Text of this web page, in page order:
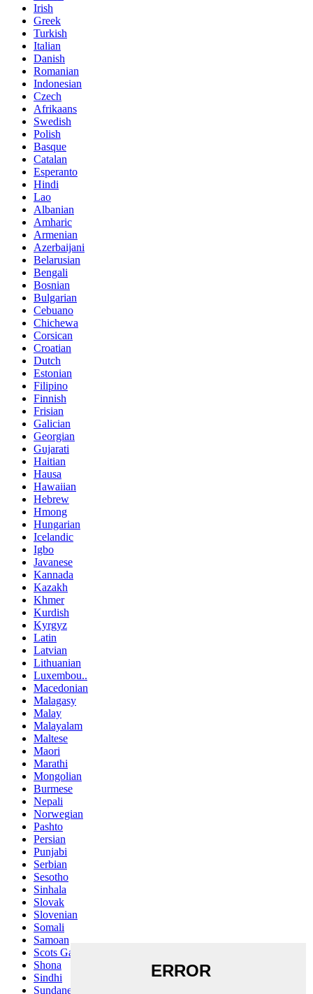
Irish
Greek
Turkish
Italian
Danish
Romanian
Indonesian
Czech
Afrikaans
Swedish
Polish
Basque
Catalan
Esperanto
Hindi
Lao
Albanian
Amharic
Armenian
Azerbaijani
Belarusian
Bengali
Bosnian
Bulgarian
Cebuano
Chichewa
Corsican
Croatian
Dutch
Estonian
Filipino
Finnish
Frisian
Galician
Georgian
Gujarati
Haitian
Hausa
Hawaiian
Hebrew
Hmong
Hungarian
Icelandic
Igbo
Javanese
Kannada
Kazakh
Khmer
Kurdish
Kyrgyz
Latin
Latvian
Lithuanian
Luxembou..
Macedonian
Malagasy
Malay
Malayalam
Maltese
Maori
Marathi
Mongolian
Burmese
Nepali
Norwegian
Pashto
Persian
Punjabi
Serbian
Sesotho
Sinhala
Slovak
Slovenian
Somali
Samoan
Scots Gaelic
Shona
Sindhi
Sundanese